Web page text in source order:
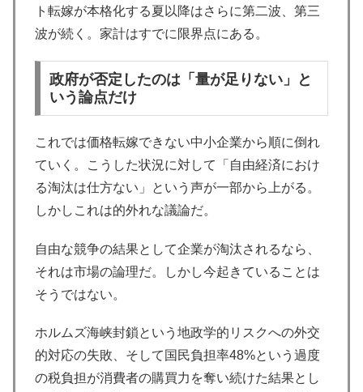
ト転嫁が本格化する夏以降はさらに第二波、第三
波が続く。家計はすでに限界点にある。
政府が否定したのは「量が足りない」と
いう論点だけ
これでは価格転嫁できない中小企業から順に倒れ
ていく。こうした状況に対して「自由経済におけ
る淘汰は仕方ない」という声が一部から上がる。
しかしこれは的外れな議論だ。
自由な競争の結果として企業が淘汰されるなら、
それは市場の論理だ。しかし今起きていることは
そうではない。
ホルムズ海峡封鎖という地政学的リスクへの外交
的対応の失敗、そして国民負担率48%という過度
の税負担が消費者の購買力を奪い続けた結果とし